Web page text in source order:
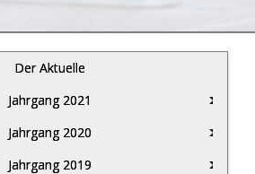
Der Aktuelle
Jahrgang 2021
Jahrgang 2020
Jahrgang 2019